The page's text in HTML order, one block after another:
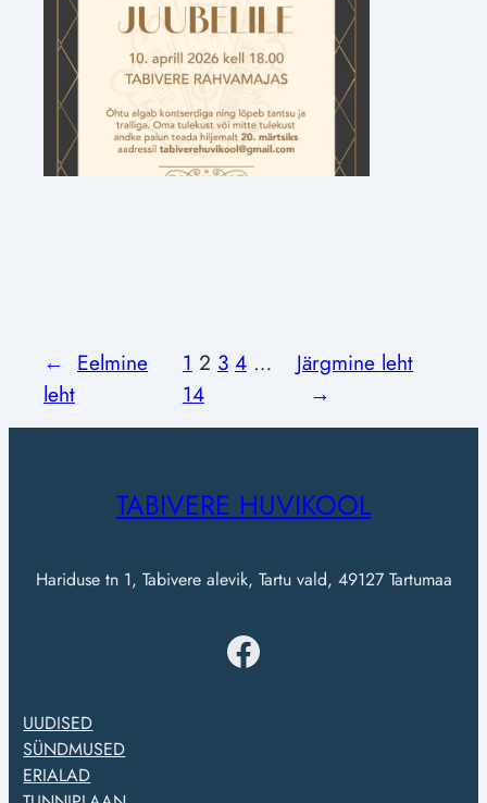
← Eelmine
leht
1 2 3 4 …
14
Järgmine leht
→
TABIVERE HUVIKOOL
Hariduse tn 1, Tabivere alevik, Tartu vald, 49127 Tartumaa
Facebook
UUDISED
SÜNDMUSED
ERIALAD